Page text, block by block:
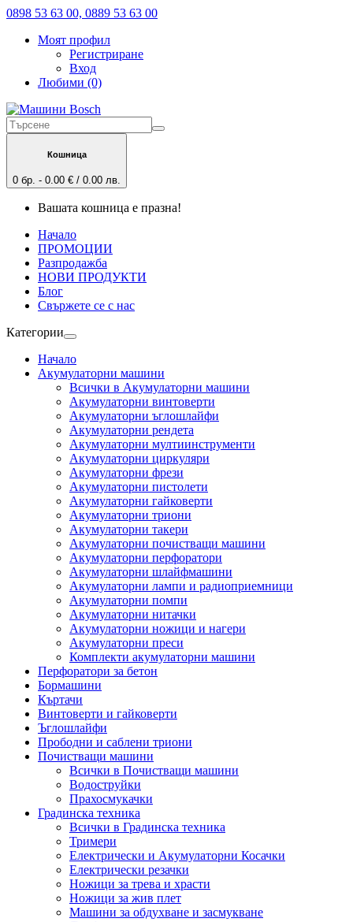
0898 53 63 00, 0889 53 63 00
Моят профил
Регистриране
Вход
Любими (0)
Кошница
0 бр. - 0.00 € / 0.00 лв.
Вашата кошница е празна!
Начало
ПРОМОЦИИ
Разпродажба
НОВИ ПРОДУКТИ
Блог
Свържете се с нас
Категории
Начало
Акумулаторни машини
Всички в Акумулаторни машини
Акумулаторни винтоверти
Акумулаторни ъглошлайфи
Акумулаторни рендета
Акумулаторни мултиинструменти
Акумулаторни циркуляри
Акумулаторни фрези
Акумулаторни пистолети
Акумулаторни гайковерти
Акумулаторни триони
Акумулаторни такери
Акумулаторни почистващи машини
Акумулаторни перфоратори
Акумулаторни шлайфмашини
Акумулаторни лампи и радиоприемници
Акумулаторни помпи
Акумулаторни нитачки
Акумулаторни ножици и нагери
Акумулаторни преси
Комплекти акумулаторни машини
Перфоратори за бетон
Бормашини
Къртачи
Винтоверти и гайковерти
Ъглошлайфи
Прободни и саблени триони
Почистващи машини
Всички в Почистващи машини
Водоструйки
Прахосмукачки
Градинска техника
Всички в Градинска техника
Тримери
Електрически и Акумулаторни Косачки
Електрически резачки
Ножици за трева и храсти
Ножици за жив плет
Машини за обдухване и засмукване